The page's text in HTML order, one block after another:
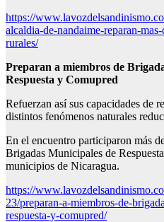
https://
alcaldia-de-nandaime-reparan-
rurales/
Preparan a miembros de
Respuesta y Comupred
Refuerzan así sus capacidades de
distintos fenómenos naturales
En el encuentro participaron más
Brigadas Municipales de
municipios de Nicaragua.
https://
23/preparan-a-miembros-de-
respuesta-y-comupred/